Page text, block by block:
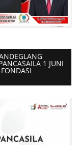
1 JUNI